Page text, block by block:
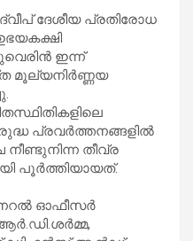
ദേശീയ പ്രതിരോധ
ഇന്ന്
മൂല്യനിർണ്ണയ
പ്രവർത്തനങ്ങളിൽ
നീണ്ടുനിന്ന തീവ്ര
പൂർത്തിയായത്.
ഓഫീസർ